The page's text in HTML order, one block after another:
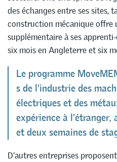
des échanges entre ses sites,
construction mécanique offre
supplémentaire à ses
six mois en Angleterre et six
Le programme
s de l’industrie des
électriques et des
expérience à l’étranger,
et deux semaines de
D’autres entreprises